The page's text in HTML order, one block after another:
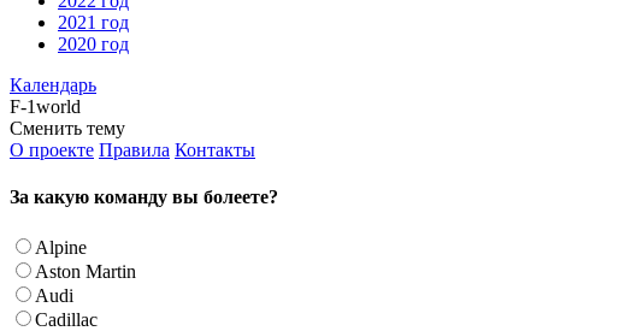
2021 год
2020 год
Календарь
F-1world
Сменить тему
О проекте Правила Контакты
За какую команду вы болеете?
Alpine
Aston Martin
Audi
Cadillac